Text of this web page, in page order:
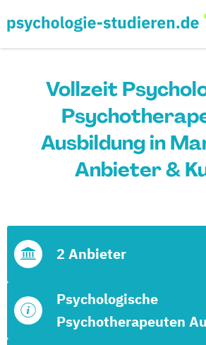
Vollzeit
Ausbildung in
Anbieter &
Psychologische
Psychotherapeuten
2 Anbieter